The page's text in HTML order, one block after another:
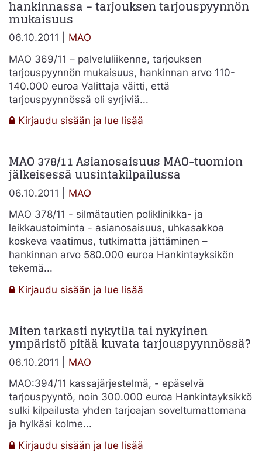
hankinnassa – tarjouksen tarjouspyynnön
mukaisuus
06.10.2011 | MAO
MAO 369/11 – palveluliikenne, tarjouksen
tarjouspyynnön mukaisuus, hankinnan arvo 110-
140.000 euroa Valittaja väitti, että
tarjouspyynnössä oli syrjiviä...
Kirjaudu sisään ja lue lisää
julkisessa
hankinnassa
tarjouspyynnön
mukaisuus
MAO 378/11 Asianosaisuus MAO-tuomion
jälkeisessä uusintakilpailussa
06.10.2011 | MAO
MAO 378/11 - silmätautien poliklinikka- ja
leikkaustoiminta - asianosaisuus, uhkasakkoa
koskeva vaatimus, tutkimatta jättäminen –
hankinnan arvo 580.000 euroa Hankintayksikön
tekemä...
Kirjaudu sisään ja lue lisää
Asianosaisuus
MAO-
uusintakilpailussa
Miten tarkasti nykytila tai nykyinen
ympäristö pitää kuvata tarjouspyynnössä?
06.10.2011 | MAO
MAO:394/11 kassajärjestelmä, - epäselvä
tarjouspyyntö, noin 300.000 euroa Hankintayksikkö
sulki kilpailusta yhden tarjoajan soveltumattomana
ja hylkäsi kolme...
Kirjaudu sisään ja lue lisää